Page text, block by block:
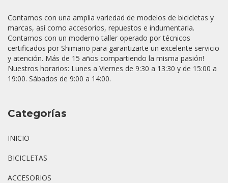
Contamos con una amplia variedad de modelos de bicicletas y
marcas, así como accesorios, repuestos e indumentaria.
Contamos con un moderno taller operado por técnicos
certificados por Shimano para garantizarte un excelente servicio
y atención. Más de 15 años compartiendo la misma pasión!
Nuestros horarios: Lunes a Viernes de 9:30 a 13:30 y de 15:00 a
19:00. Sábados de 9:00 a 14:00.
Categorías
INICIO
BICICLETAS
ACCESORIOS